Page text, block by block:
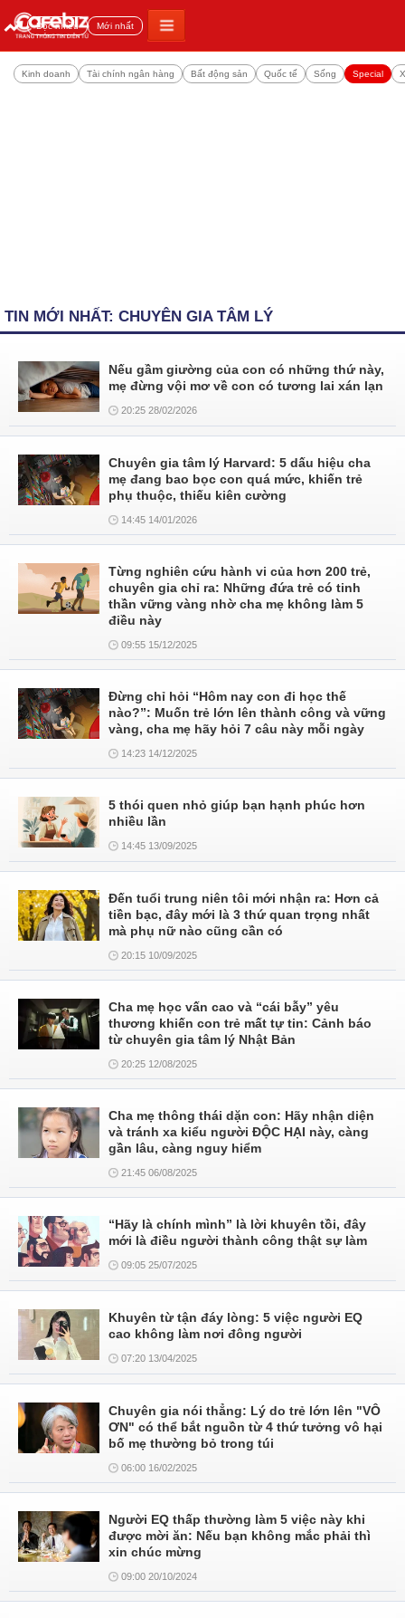
Đọc nhiều Mới nhất
Kinh doanh Tài chính ngân hàng Bất động sản Quốc tế Sống Special
TIN MỚI NHẤT: CHUYÊN GIA TÂM LÝ
Nếu gầm giường của con có những thứ này,
mẹ đừng vội mơ về con có tương lai xán lạn
20:25 28/02/2026
Chuyên gia tâm lý Harvard: 5 dấu hiệu cha
mẹ đang bao bọc con quá mức, khiến trẻ
phụ thuộc, thiếu kiên cường
14:45 14/01/2026
Từng nghiên cứu hành vi của hơn 200 trẻ,
chuyên gia chỉ ra: Những đứa trẻ có tinh
thần vững vàng nhờ cha mẹ không làm 5
điều này
09:55 15/12/2025
Đừng chỉ hỏi “Hôm nay con đi học thế
nào?”: Muốn trẻ lớn lên thành công và vững
vàng, cha mẹ hãy hỏi 7 câu này mỗi ngày
14:23 14/12/2025
5 thói quen nhỏ giúp bạn hạnh phúc hơn
nhiều lần
14:45 13/09/2025
Đến tuổi trung niên tôi mới nhận ra: Hơn cả
tiền bạc, đây mới là 3 thứ quan trọng nhất
mà phụ nữ nào cũng cần có
20:15 10/09/2025
Cha mẹ học vấn cao và “cái bẫy” yêu
thương khiến con trẻ mất tự tin: Cảnh báo
từ chuyên gia tâm lý Nhật Bản
20:25 12/08/2025
Cha mẹ thông thái dặn con: Hãy nhận diện
và tránh xa kiểu người ĐỘC HẠI này, càng
gần lâu, càng nguy hiểm
21:45 06/08/2025
“Hãy là chính mình” là lời khuyên tồi, đây
mới là điều người thành công thật sự làm
09:05 25/07/2025
Khuyên từ tận đáy lòng: 5 việc người EQ
cao không làm nơi đông người
07:20 13/04/2025
Chuyên gia nói thẳng: Lý do trẻ lớn lên "VÔ
ƠN" có thể bắt nguồn từ 4 thứ tưởng vô hại
bố mẹ thường bỏ trong túi
06:00 16/02/2025
Người EQ thấp thường làm 5 việc này khi
được mời ăn: Nếu bạn không mắc phải thì
xin chúc mừng
09:00 20/10/2024